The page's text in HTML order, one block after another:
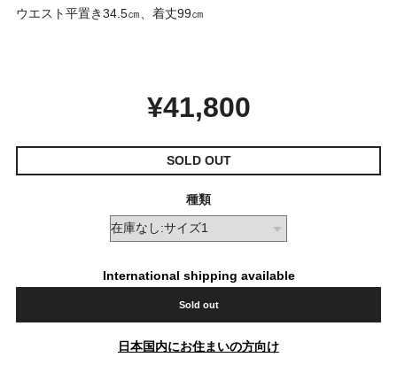
ウエスト平置き34.5㎝、着丈99㎝
¥41,800
SOLD OUT
種類
International shipping available
Sold out
日本国内にお住まいの方向け